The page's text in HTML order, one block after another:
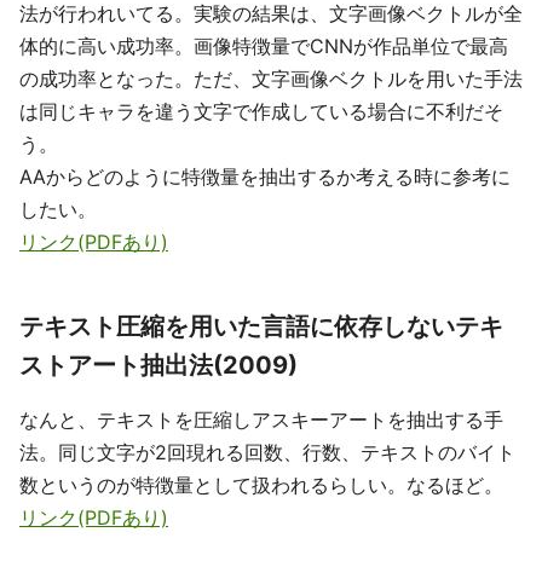
法が行われいてる。実験の結果は、文字画像ベクトルが全
体的に高い成功率。画像特徴量でCNNが作品単位で最高
の成功率となった。ただ、文字画像ベクトルを用いた手法
は同じキャラを違う文字で作成している場合に不利だそ
う。
AAからどのように特徴量を抽出するか考える時に参考に
したい。
リンク(PDFあり)
テキスト圧縮を用いた言語に依存しないテキ
ストアート抽出法(2009)
なんと、テキストを圧縮しアスキーアートを抽出する手
法。同じ文字が2回現れる回数、行数、テキストのバイト
数というのが特徴量として扱われるらしい。なるほど。
リンク(PDFあり)